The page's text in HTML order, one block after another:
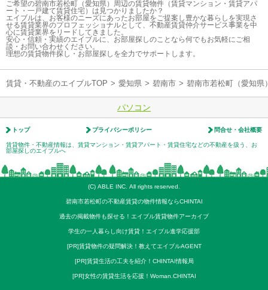
ご希望の碧南市若松町（愛知県）周辺の賃貸物件（賃貸マンション・賃貸アパ
ート・一戸建て賃貸住宅）は見つかりましたか？
エイブルは、お客様のニーズにあったお部屋をご提案し豊かな暮らしを実現さ
せる賃貸業界のプロフェッショナルとして、不動産賃貸仲介サービス事業を中
心に賃貸業界をリードしてきました。
安心・信頼・実績のエイブルに、お部屋探しのことなら何でもお気軽にご相
談・お問い合わせください。
理想の賃貸物件探し・お部屋探しを全力でサポートします。
賃貸・不動産のエイブルTOP > 愛知県 > 碧南市 > 碧南市若松町（愛知県
パソコン
トップ プライバシーポリシー 問合せ・会社概要
賃貸物件・不動産情報は、賃貸マンション・賃貸アパート・賃貸住宅などの不動産を扱う、お
部屋探しのエイブルへ
(C) ABLE INC. All rights reserved.
碧南市若松町の不動産賃貸の物件情報ならCHINTAI
過去の掲載物件も探せる！エイブル賃貸物件アーカイブ
学生の一人暮らし向け賃貸！エイブル進学応援部
[PR]賃貸物件の疑問解決！教えてエイブルAGENT
[PR]賃貸生活の工夫を紹介！CHINTAI情報局
[PR]女性の賃貸生活を応援！Woman.CHINTAI